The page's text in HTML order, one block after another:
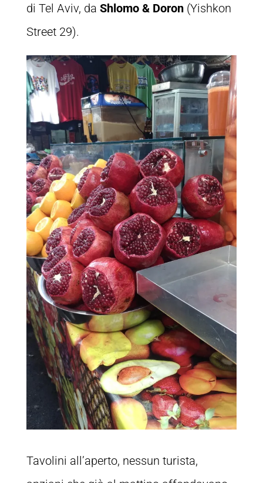
di Tel Aviv, da Shlomo & Doron(Yishkon
Street 29).
Tavolini all’aperto, nessun turista,